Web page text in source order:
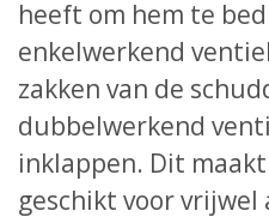
heeft om hem te
enkelwerkend
zakken van de
dubbelwerkend
inklappen. Dit
geschikt voor